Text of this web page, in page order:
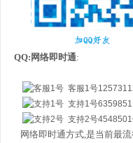
QQ:网络即时通:
客服1号
支持1号6359851
支持2号
网络即时通方式,是当前最